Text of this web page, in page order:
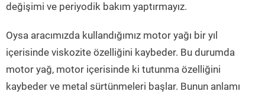
değişimi ve periyodik bakım yaptırmayız.
Oysa aracımızda kullandığımız motor yağı bir yıl
içerisinde viskozite özelliğini kaybeder. Bu durumda
motor yağ, motor içerisinde ki tutunma özelliğini
kaybeder ve metal sürtünmeleri başlar. Bunun anlamı